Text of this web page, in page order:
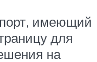
имеющий
для
на